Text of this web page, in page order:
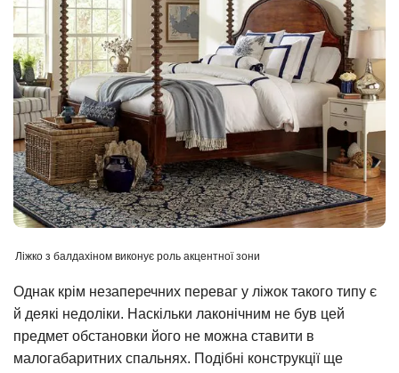
Ліжко з балдахіном виконує роль акцентної зони
Однак крім незаперечних переваг у ліжок такого типу є
й деякі недоліки. Наскільки лаконічним не був цей
предмет обстановки його не можна ставити в
малогабаритних спальнях. Подібні конструкції ще